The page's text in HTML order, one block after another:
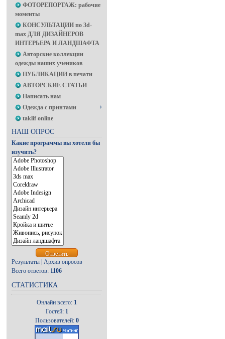
ФОТОРЕПОРТАЖ: рабочие
моменты
КОНСУЛЬТАЦИИ по 3d-
max ДЛЯ ДИЗАЙНЕРОВ
ИНТЕРЬЕРА И ЛАНДШАФТА
Авторские коллекции
одежды наших учеников
ПУБЛИКАЦИИ в печати
АВТОРСКИЕ СТАТЬИ
Написать нам
Одежда с принтами
taklif online
НАШ ОПРОС
Какие программы вы хотели бы
изучить?
Результаты Архив опросов
Всего ответов: 1106
СТАТИСТИКА
Онлайн всего: 1
Гостей: 1
Пользователей: 0